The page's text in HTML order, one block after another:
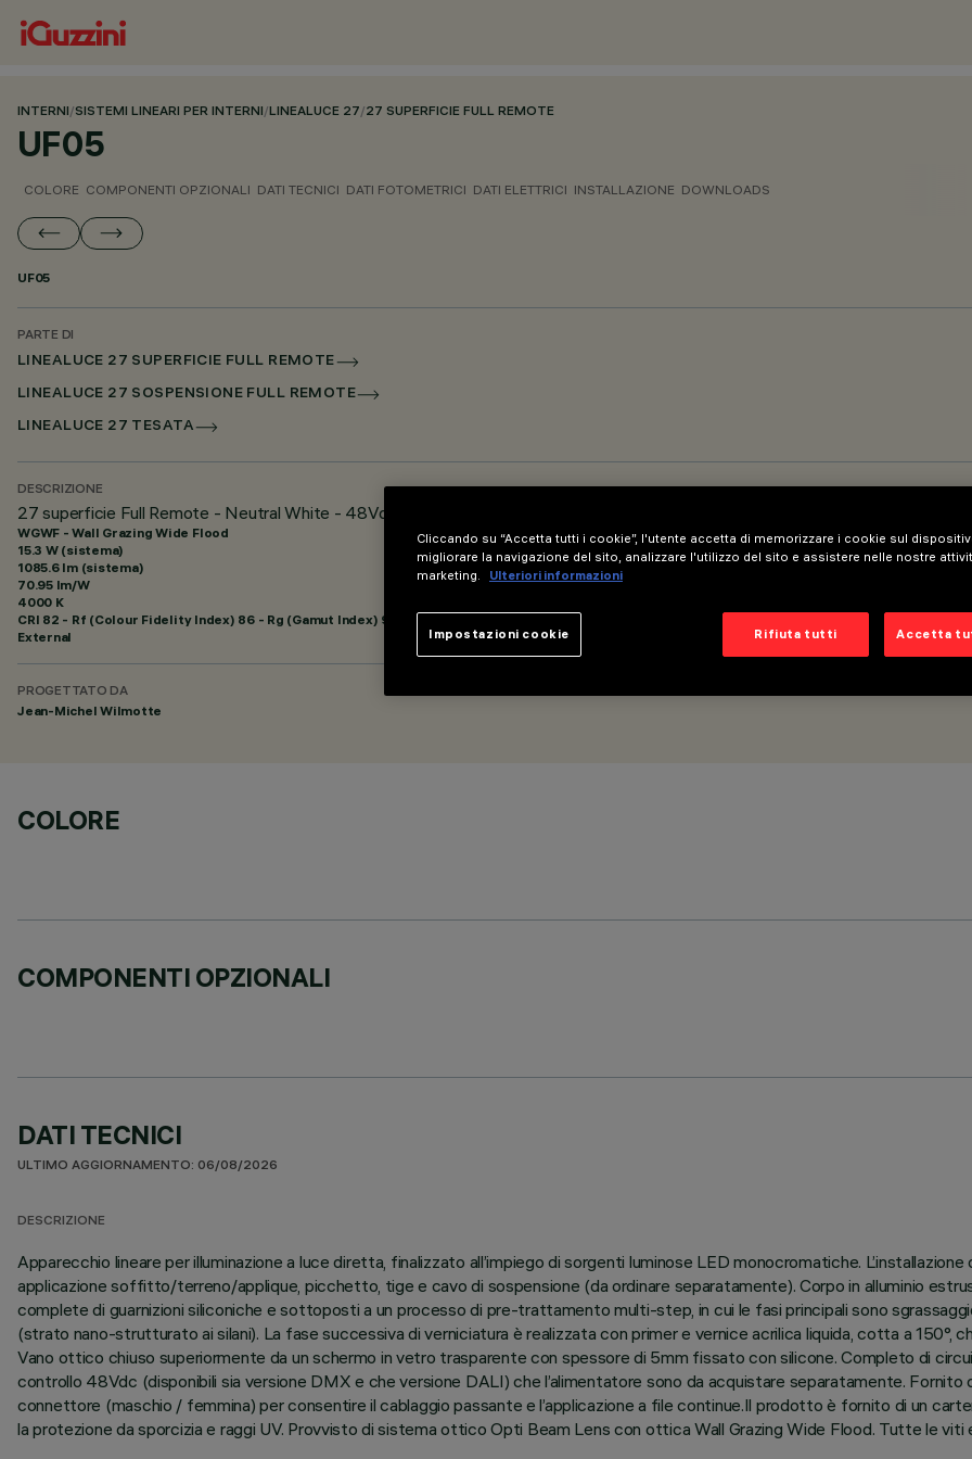
INTERNI/SISTEMI LINEARI PER INTERNI/LINEALUCE 27/27 SUPERFICIE FULL REMOTE
UF05
COLORE COMPONENTI OPZIONALI DATI TECNICI DATI FOTOMETRICI DATI ELETTRICI INSTALLAZIONE DOWNLOADS
UF05
PARTE DI
LINEALUCE 27 SUPERFICIE FULL REMOTE
LINEALUCE 27 SOSPENSIONE FULL REMOTE
LINEALUCE 27 TESATA
DESCRIZIONE
27 superficie Full Remote - Neutral White - 48Vdc - L=1216mm - Ottica Wall Grazing Wide Flood
WGWF - Wall Grazing Wide Flood
15.3 W (sistema)
1085.6 lm (sistema)
70.95 lm/W
4000 K
CRI 82 - Rf (Colour Fidelity Index) 86 - Rg (Gamut Index) 95
External
PROGETTATO DA
Jean-Michel Wilmotte
COLORE
COMPONENTI OPZIONALI
DATI TECNICI
ULTIMO AGGIORNAMENTO: 06/08/2026
DESCRIZIONE
Apparecchio lineare per illuminazione a luce diretta, finalizzato all’impiego di sorgenti luminose LED monocromatiche.
applicazione soffitto/terreno/applique, picchetto, tige e cavo di sospensione (da ordinare separatamente). Corpo in alluminio
complete di guarnizioni siliconiche e sottoposti a un processo di pre-trattamento multi-step, in cui le fasi principali sono
(strato nano-strutturato ai silani). La fase successiva di verniciatura è realizzata con primer e vernice acrilica liquida, cotta a 150°,
Vano ottico chiuso superiormente da un schermo in vetro trasparente con spessore di 5mm fissato con silicone. Completo di
controllo 48Vdc (disponibili sia versione DMX e che versione DALI) che l’alimentatore sono da acquistare separatamente.
connettore (maschio / femmina) per consentire il cablaggio passante e l’applicazione a file continue.Il prodotto è fornito di un
la protezione da sporcizia e raggi UV. Provvisto di sistema ottico Opti Beam Lens con ottica Wall Grazing Wide Flood. Tutte le viti
Cliccando su “Accetta tutti i cookie”, l'utente accetta di memorizzare i cookie sul
migliorare la navigazione del sito, analizzare l'utilizzo del sito e assistere nelle nostre
marketing.
Ulteriori informazioni
Rifiuta tutti Accetta
Impostazioni cookie